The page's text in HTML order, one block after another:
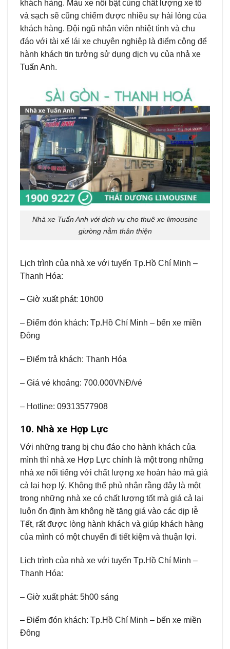
khách hàng. Màu xe nổi bật cùng chất lượng xe tố
và sạch sẽ cũng chiếm được nhiều sự hài lòng của
khách hàng. Đội ngũ nhân viên nhiệt tình và chu
đáo với tài xế lái xe chuyên nghiệp là điểm cộng để
hành khách tin tưởng sử dụng dịch vụ của nhả xe
Tuấn Anh.
Nhà xe Tuấn Anh với dịch vụ cho thuê xe limousine
giường nằm thân thiện
Lịch trình của nhà xe với tuyến Tp.Hồ Chí Minh –
Thanh Hóa:
– Giờ xuất phát: 10h00
– Điểm đón khách: Tp.Hồ Chí Minh – bến xe miền
Đông
– Điểm trả khách: Thanh Hóa
– Giá vé khoảng: 700.000VNĐ/vé
– Hotline: 09313577908
10. Nhà xe Hợp Lực
Với những trang bị chu đáo cho hành khách của
mình thì nhà xe Hợp Lực chính là một trong những
nhà xe nổi tiếng với chất lượng xe hoàn hảo mà giá
cả lại hợp lý. Không thể phủ nhận rằng đây là một
trong những nhà xe có chất lượng tốt mà giá cả lại
luôn ổn định àm không hề tăng giá vào các dịp lễ
Tết, rất được lòng hành khách và giúp khách hàng
của mình có một chuyến đi tiết kiệm và thuận lợi.
Lịch trình của nhà xe với tuyến Tp.Hồ Chí Minh –
Thanh Hóa:
– Giờ xuất phát: 5h00 sáng
– Điểm đón khách: Tp.Hồ Chí Minh – bến xe miền
Đông